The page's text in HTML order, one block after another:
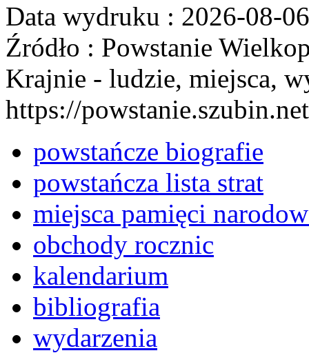
Data wydruku : 2026-08-06
Źródło : Powstanie
Krajnie - ludzie, miejsca,
https://powstanie.szubin.net
powstańcze biografie
powstańcza lista strat
miejsca pamięci
obchody rocznic
kalendarium
bibliografia
wydarzenia